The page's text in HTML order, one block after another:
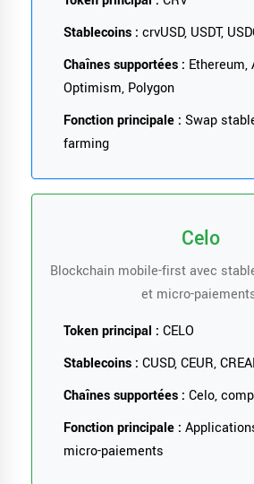
Stablecoins : crvUSD, USDT,
Chaînes supportées : Ethereum,
Optimism, Polygon
Fonction principale : Swap
farming
Celo
Blockchain mobile-first avec
et micro-
Token principal : CELO
Stablecoins : CUSD, CEUR,
Chaînes supportées : Celo,
Fonction principale :
micro-paiements